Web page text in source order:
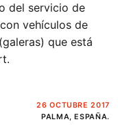
del servicio de
vehículos de
que está
26 OCTUBRE 2017
PALMA, ESPAÑA.